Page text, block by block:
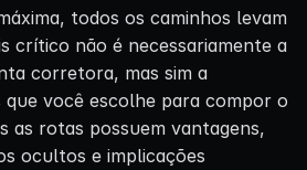
todos os caminhos levam
crítico não é necessariamente a
corretora, mas sim a
que você escolhe para compor o
as rotas possuem vantagens,
ocultos e implicações